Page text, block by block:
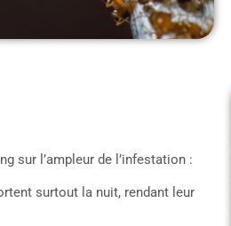
sur l’ampleur de l’infestation :
surtout la nuit, rendant leur